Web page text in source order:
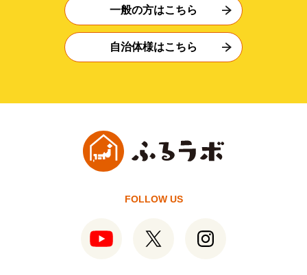
一般の方はこちら
自治体様はこちら
FOLLOW US